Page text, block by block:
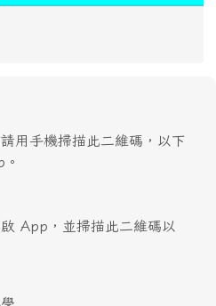
請用手機掃描此二維碼，以下
App，並掃描此二維碼以